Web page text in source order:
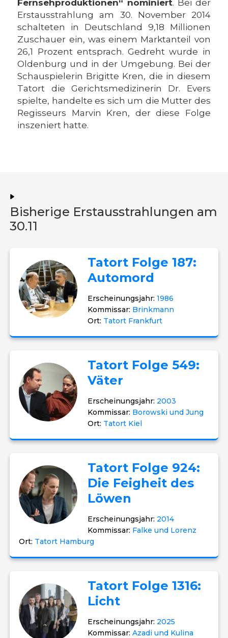
Fernsehproduktionen“ nominiert. Bei der
Erstausstrahlung am 30. November 2014
schalteten in Deutschland 9,18 Millionen
Zuschauer ein, was einem Marktanteil von
26,1 Prozent entsprach. Gedreht wurde in
Oldenburg und in der Umgebung. Bei der
Schauspielerin Brigitte Kren, die in diesem
Tatort die Gerichtsmedizinerin Dr. Evers
spielte, handelte es sich um die Mutter des
Regisseurs Marvin Kren, der diese Folge
inszeniert hatte.
Bisherige Erstausstrahlungen am
30.11
Tatort Folge 187:
Automord
Erscheinungsjahr:1986
Kommissar: Brinkmann
Ort: Tatort Frankfurt
Tatort Folge 549:
Väter
Erscheinungsjahr: 2003
Kommissar: Borowski und Jung
Ort: Tatort Kiel
Tatort Folge 924:
Die Feigheit des
Löwen
Erscheinungsjahr: 2014
Kommissar: Falke und Lorenz
Ort: Tatort Hamburg
Tatort Folge 1316:
Licht
Erscheinungsjahr: 2025
Kommissar:Azadi und Kulina